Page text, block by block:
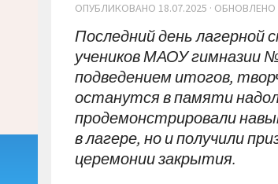
ОПУБЛИКОВАНО 18.07.2025 · ОБНОВЛЕНО
Последний день лагерной
учеников МАОУ гимназии
подведением итогов,
останутся в памяти
продемонстрировали
в лагере, но и получили
церемонии закрытия.